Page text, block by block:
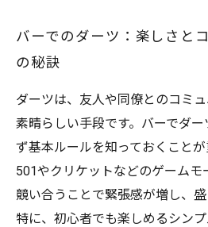
バーでのダーツ：楽しさと
の秘訣
ダーツは、友人や同僚とのコミ
素晴らしい手段です。バーでダ
ず基本ルールを知っておくこと
501やクリケットなどのゲームモ
競い合うことで緊張感が増し、盛
特に、初心者でも楽しめるシン